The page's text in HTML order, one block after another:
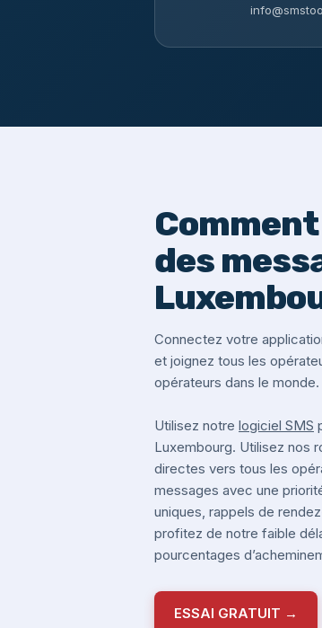
des
Connectez votre
et joignez tous les
opérateurs dans le monde.
Utilisez notre logiciel SMS
Luxembourg. Utilisez nos
directes vers tous les
messages avec une
uniques, rappels de
profitez de notre faible
pourcentages
ESSAI GRATUIT →